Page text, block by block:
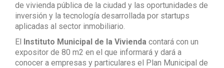
de vivienda pública de la ciudad y las oportunidades de
inversión y la tecnología desarrollada por startups
aplicadas al sector inmobiliario.
El Instituto Municipal de la Vivienda contará con un
expositor de 80 m2 en el que informará y dará a
conocer a empresas y particulares el Plan Municipal de